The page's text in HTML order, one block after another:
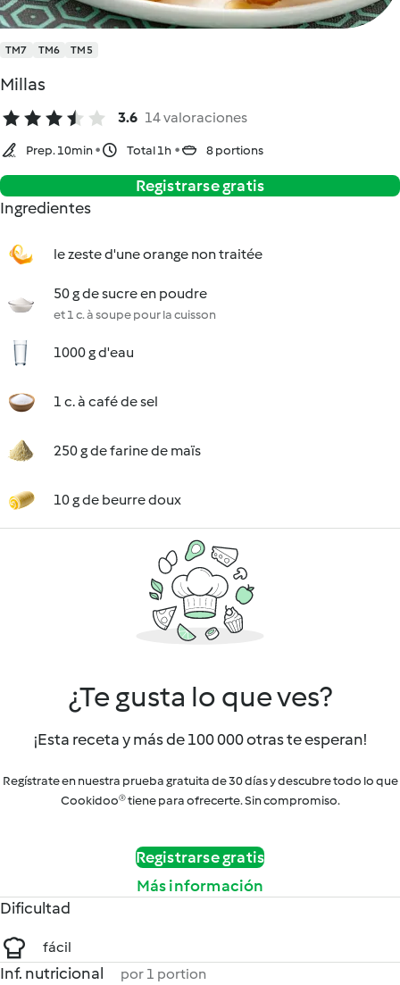
TM7 TM6 TM5
Millas
3.6 14 valoraciones
Prep. 10min Total 1h 8 portions
Registrarse gratis
Ingredientes
le zeste d'une orange non traitée
50 g de sucre en poudre
et 1 c. à soupe pour la cuisson
1000 g d'eau
1 c. à café de sel
250 g de farine de maïs
10 g de beurre doux
¿Te gusta lo que ves?
¡Esta receta y más de 100 000 otras te esperan!
Regístrate en nuestra prueba gratuita de 30 días y descubre todo lo que
Cookidoo® tiene para ofrecerte. Sin compromiso.
Registrarse gratis
Más información
Dificultad
fácil
Inf. nutricional por 1 portion